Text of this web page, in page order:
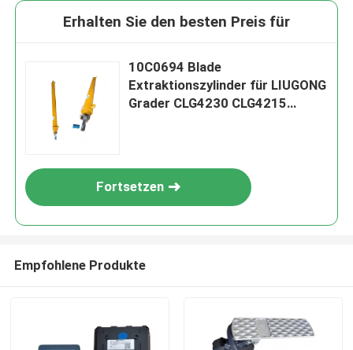
Erhalten Sie den besten Preis für
10C0694 Blade
Extraktionszylinder für LIUGONG
Grader CLG4230 CLG4215
Fortsetzen
Empfohlene Produkte